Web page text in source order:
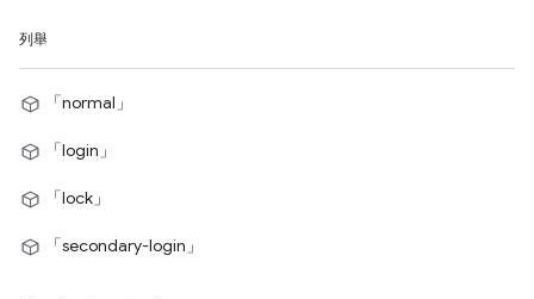
列舉
「normal」
「login」
「lock」
「secondary-login」